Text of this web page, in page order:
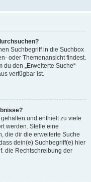
Suchbegriff in die Suchbox
oder Themenansicht findest.
den „Erweiterte Suche“-
verfügbar ist.
und enthielt zu viele
werden. Stelle eine
die dir die erweiterte Suche
dein(e) Suchbegriff(e) hier
die Rechtschreibung der